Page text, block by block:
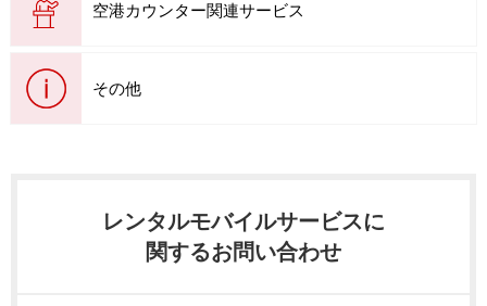
空港カウンター関連サービス
その他
レンタルモバイルサービスに
関するお問い合わせ